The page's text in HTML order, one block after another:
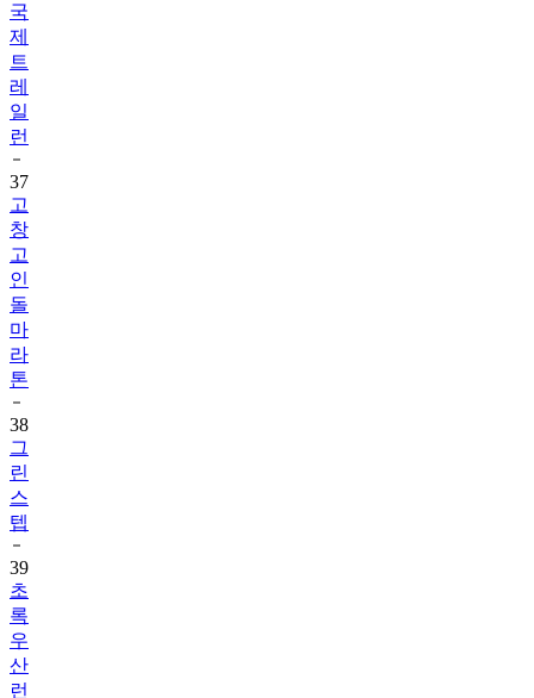
국
제
트
레
일
런
37
고
창
고
인
돌
마
라
톤
38
그
린
스
텝
39
초
록
우
산
런